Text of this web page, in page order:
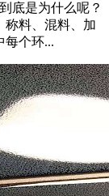
底是为什么呢？
称料、混料、加
每个环...